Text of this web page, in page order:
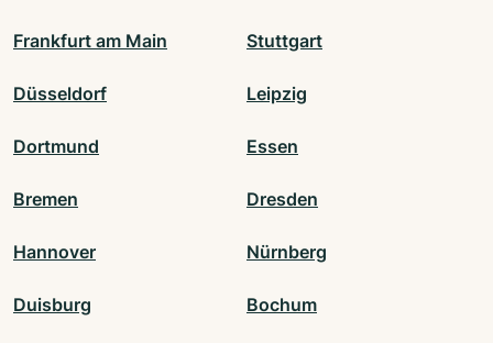
Frankfurt am Main Stuttgart
Düsseldorf Leipzig
Dortmund Essen
Bremen Dresden
Hannover Nürnberg
Duisburg Bochum